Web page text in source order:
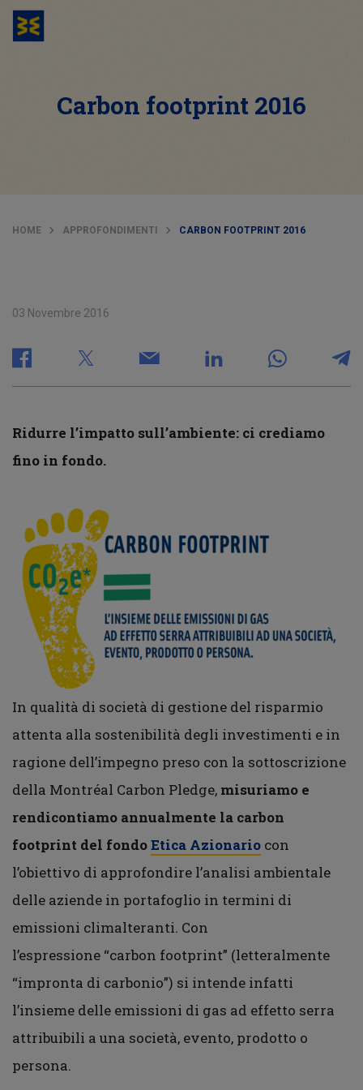
Carbon footprint 2016
HOME APPROFONDIMENTI CARBON FOOTPRINT 2016
03 Novembre 2016
Ridurre l’impatto sull’ambiente: ci crediamo
fino in fondo.
In qualità di società di gestione del risparmio
attenta alla sostenibilità degli investimenti e in
ragione dell’impegno preso con la sottoscrizione
della Montréal Carbon Pledge, misuriamo e
rendicontiamo annualmente la carbon
footprint del fondoEtica Azionario con
l’obiettivo di approfondire l’analisi ambientale
delle aziende in portafoglio in termini di
emissioni climalteranti. Con
l’espressione “carbon footprint” (letteralmente
“impronta di carbonio”) si intende infatti
l’insieme delle emissioni di gas ad effetto serra
attribuibili a una società, evento, prodotto o
persona.